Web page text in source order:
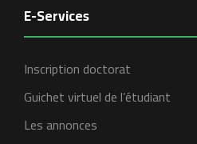
E-Services
Inscription doctorat
Guichet virtuel de l’étudiant
Les annonces